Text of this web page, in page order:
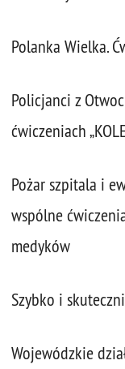
Polanka Wielka.
Policjanci z
ćwiczeniach
Pożar szpitala i
wspólne
medyków
Szybko i
Wojewódzkie